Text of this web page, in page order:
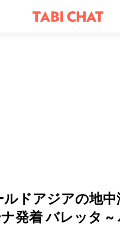
ドアジアの地中
発着 バレッタ ~